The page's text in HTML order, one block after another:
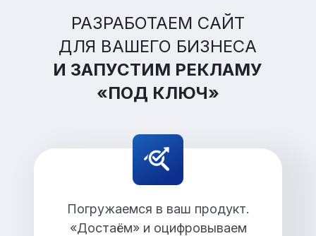
РАЗРАБОТАЕМ САЙТ
ДЛЯ ВАШЕГО БИЗНЕСА
И ЗАПУСТИМ РЕКЛАМУ
«ПОД КЛЮЧ»
Погружаемся в ваш продукт.
«Достаём» и оцифровываем